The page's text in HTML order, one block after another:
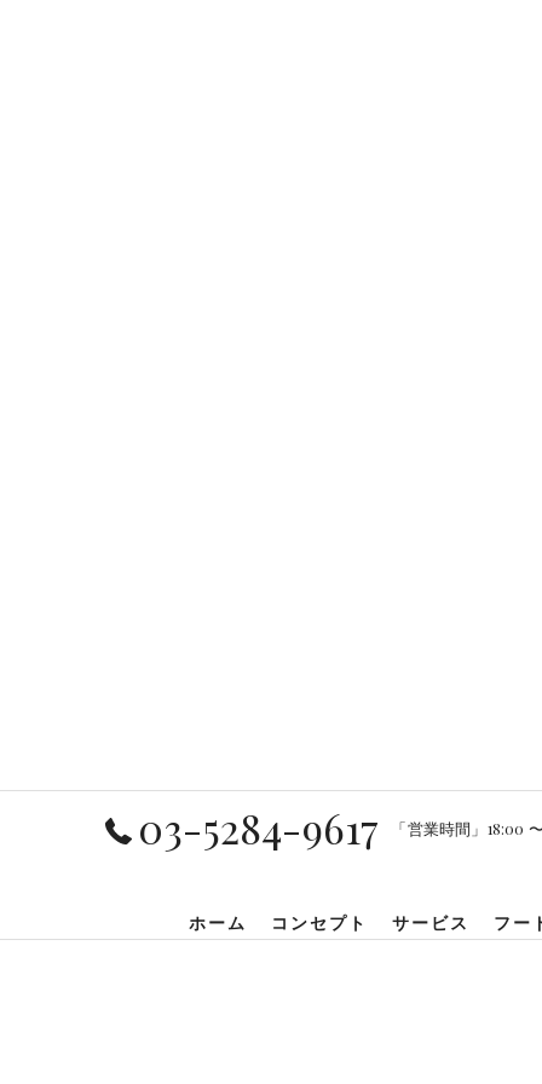
03-5284-9617 「営業時間」18:00
ホーム コンセプト サービス フー